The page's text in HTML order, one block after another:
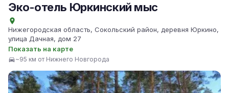
Эко-отель Юркинский мыс
Нижегородская область, Сокольский район, деревня Юркино,
улица Дачная, дом 27
Показать на карте
~95 км от Нижнего Новгорода